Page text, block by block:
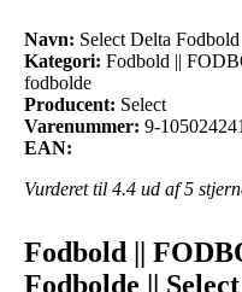
Navn: Select Delta Fodbold
Kategori: Fodbold ||
fodbolde
Producent: Select
Varenummer: 9-
EAN:
Vurderet til 4.4 ud af 5
Fodbold ||
Fodbolde ||